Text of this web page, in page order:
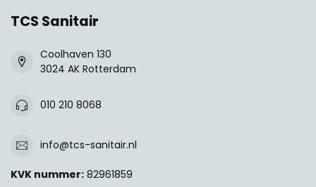
TCS Sanitair
Coolhaven 130
3024 AK Rotterdam
010 210 8068
info@tcs-sanitair.nl
KVK nummer: 82961859